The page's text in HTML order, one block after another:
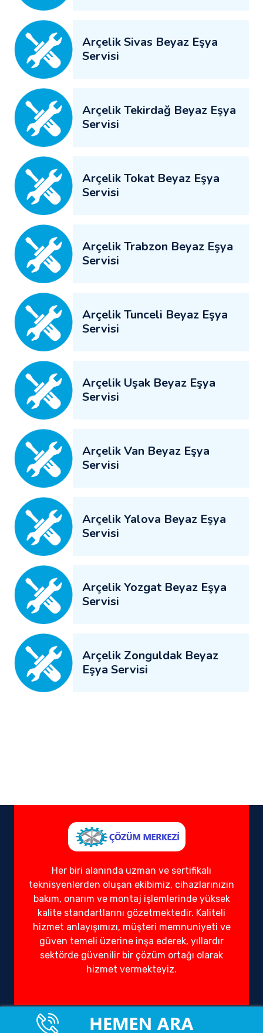
Arçelik Sivas Beyaz Eşya
Servisi
Arçelik Tekirdağ Beyaz Eşya
Servisi
Arçelik Tokat Beyaz Eşya
Servisi
Arçelik Trabzon Beyaz Eşya
Servisi
Arçelik Tunceli Beyaz Eşya
Servisi
Arçelik Uşak Beyaz Eşya
Servisi
Arçelik Van Beyaz Eşya
Servisi
Arçelik Yalova Beyaz Eşya
Servisi
Arçelik Yozgat Beyaz Eşya
Servisi
Arçelik Zonguldak Beyaz
Eşya Servisi
Her biri alanında uzman ve sertifikalı
teknisyenlerden oluşan ekibimiz, cihazlarınızın
bakım, onarım ve montaj işlemlerinde yüksek
kalite standartlarını gözetmektedir. Kaliteli
hizmet anlayışımızı, müşteri memnuniyeti ve
güven temeli üzerine inşa ederek, yıllardır
sektörde güvenilir bir çözüm ortağı olarak
hizmet vermekteyiz.